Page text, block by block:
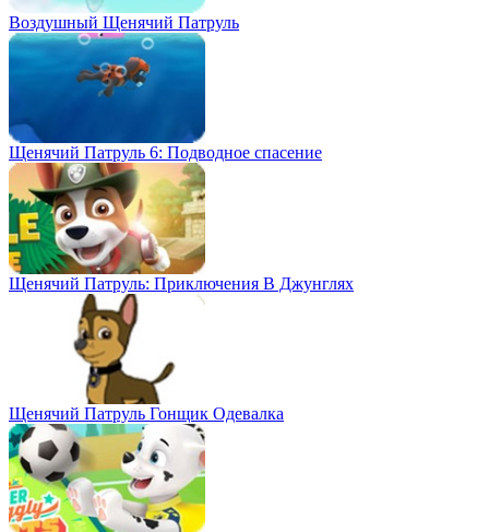
Воздушный Щенячий Патруль
Щенячий Патруль 6: Подводное спасение
Щенячий Патруль: Приключения В Джунглях
Щенячий Патруль Гонщик Одевалка